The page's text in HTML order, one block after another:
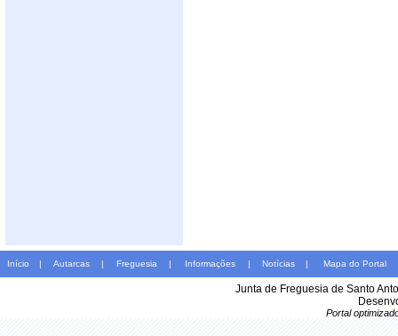
Início | Autarcas | Freguesia | Informações | Notícias | Mapa do Portal
Junta de Freguesia de Santo
Portal